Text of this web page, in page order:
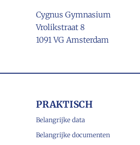
Cygnus Gymnasium
Vrolikstraat 8
1091 VG Amsterdam
PRAKTISCH
Belangrijke data
Belangrijke documenten